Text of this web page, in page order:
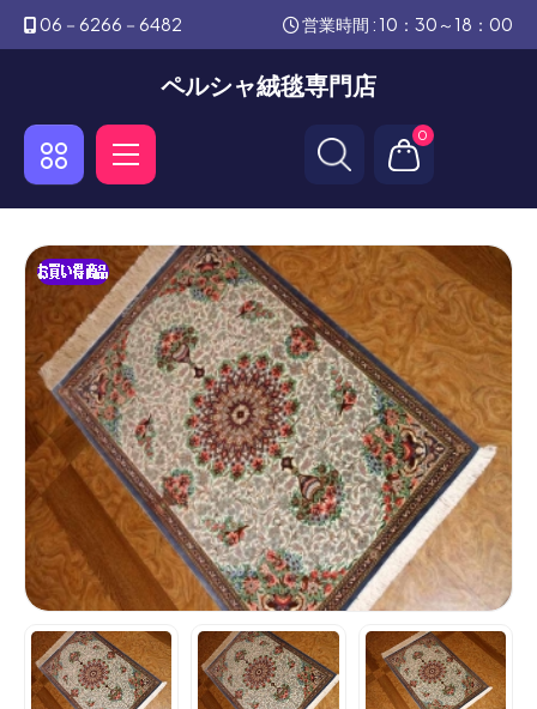
06－6266－6482 営業時間 : 10：30～18：00
ペルシャ絨毯専門店
0